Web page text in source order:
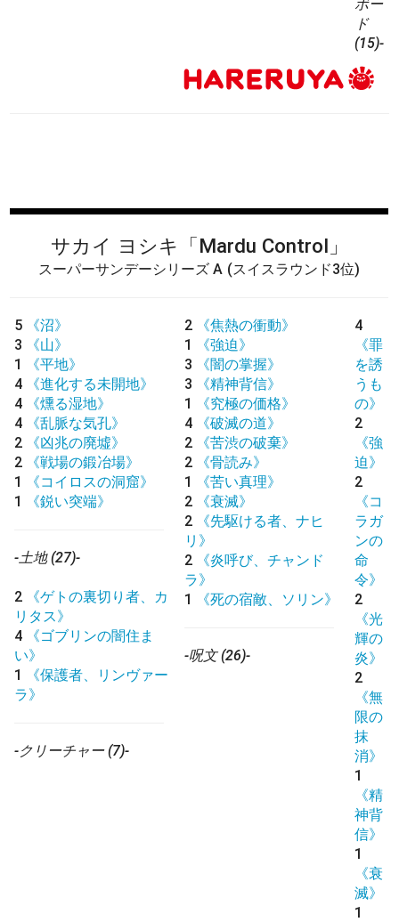
ボー
ド
(15)-
サカイ ヨシキ 「Mardu Control」
スーパーサンデーシリーズ A (スイスラウンド3位)
5
《沼》
3
《山》
1
《平地》
4
《進化する未開地》
4
《燻る湿地》
4
《乱脈な気孔》
2
《凶兆の廃墟》
2
《戦場の鍛冶場》
1
《コイロスの洞窟》
1
《鋭い突端》
-土地 (27)-
2
《ゲトの裏切り者、カ
リタス》
4
《ゴブリンの闇住ま
い》
1
《保護者、リンヴァー
ラ》
-クリーチャー (7)-
2
《焦熱の衝動》
1
《強迫》
3
《闇の掌握》
3
《精神背信》
1
《究極の価格》
4
《破滅の道》
2
《苦渋の破棄》
2
《骨読み》
1
《苦い真理》
2
《衰滅》
2
《先駆ける者、ナヒ
リ》
2
《炎呼び、チャンド
ラ》
1
《死の宿敵、ソリン》
-呪文 (26)-
4
《罪
を誘
うも
の》
2
《強
迫》
2
《コ
ラガ
ンの
命
令》
2
《光
輝の
炎》
2
《無
限の
抹
消》
1
《精
神背
信》
1
《衰
滅》
1